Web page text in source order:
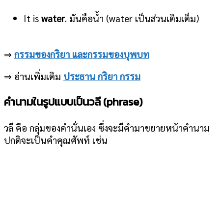
It is water. มันคือน้ำ (water เป็นส่วนเติมเต็ม)
⇒ กรรมของกริยา และกรรมของบุพบท
⇒ อ่านเพิ่มเติม ประธาน กริยา กรรม
คำนามในรูปแบบเป็นวลี (phrase)
วลี คือ กลุ่มของคำนั่นเอง ซึ่งจะมีคำมาขยายหน้าคำนาม
ปกติจะเป็นคำคุณศัพท์ เช่น